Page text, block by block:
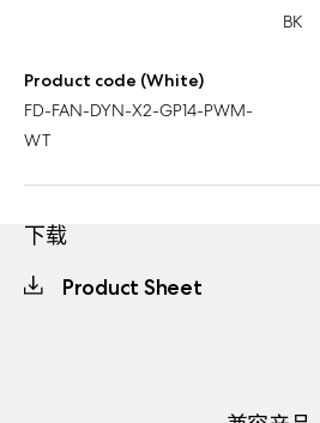
BK
Product code (White)
FD-FAN-DYN-X2-GP14-PWM-
WT
下载
Product Sheet